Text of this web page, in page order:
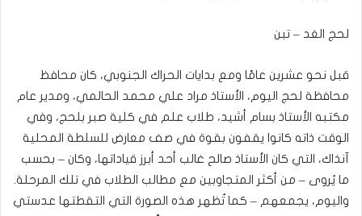
لحج الغد – تبن
قبل نحو عشرين عامًا ومع بدايات الحراك الجنوبي، كان محافظ
محافظة لحج اليوم، الأستاذ مراد علي محمد الحالمي، ومدير عام
مكتبه الأستاذ بسام أشيد، طلاب علم في كلية صبر بلحج، وفي
الوقت ذاته كانوا يقفون بقوة في صف معارض للسلطة المحلية
آنذاك، التي كان الأستاذ صالح غالب أحد أبرز قياداتها، وكان – بحسب
ما يُروى – من أكثر المتجاوبين مع مطالب الطلاب في تلك المرحلة.
واليوم، يجمعهم – كما تُظهر هذه الصورة التي التقطتها عدستي